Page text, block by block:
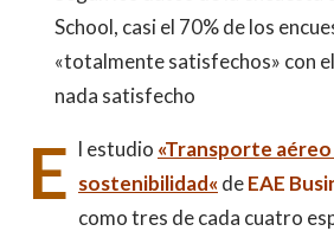
School, casi el 70% de los
«totalmente satisfechos» con
nada satisfecho
E l estudio «Transporte
sostenibilidad«deEAE
como tres de cada cuatro